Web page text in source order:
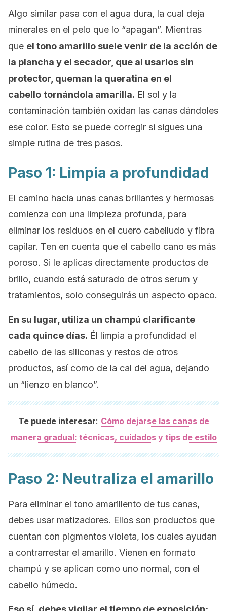
Algo similar pasa con el agua dura, la cual deja
minerales en el pelo que lo “apagan”. Mientras
que el tono amarillo suele venir de la acción de
la plancha y el secador, que al usarlos sin
protector, queman la queratina en el
cabello tornándola amarilla. El sol y la
contaminación también oxidan las canas dándoles
ese color. Esto se puede corregir si sigues una
simple rutina de tres pasos.
Paso 1: Limpia a profundidad
El camino hacia unas canas brillantes y hermosas
comienza con una limpieza profunda, para
eliminar los residuos en el cuero cabelludo y fibra
capilar. Ten en cuenta que el cabello cano es más
poroso. Si le aplicas directamente productos de
brillo, cuando está saturado de otros serum y
tratamientos, solo conseguirás un aspecto opaco.
En su lugar, utiliza un champú clarificante
cada quince días. Él limpia a profundidad el
cabello de las siliconas y restos de otros
productos, así como de la cal del agua, dejando
un “lienzo en blanco”.
Te puede interesar: Cómo dejarse las canas de
manera gradual: técnicas, cuidados y tips de estilo
Paso 2: Neutraliza el amarillo
Para eliminar el tono amarillento de tus canas,
debes usar matizadores. Ellos son productos que
cuentan con pigmentos violeta, los cuales ayudan
a contrarrestar el amarillo. Vienen en formato
champú y se aplican como uno normal, con el
cabello húmedo.